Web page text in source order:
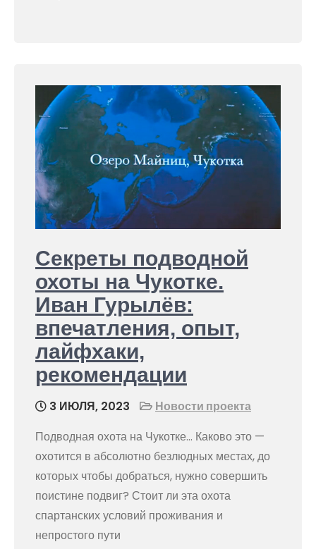
Секреты подводной
охоты на Чукотке.
Иван Гурылёв:
впечатления, опыт,
лайфхаки,
рекомендации
3 ИЮЛЯ, 2023
Новости проекта
Подводная охота на Чукотке… Каково это —
охотится в абсолютно безлюдных местах, до
которых чтобы добраться, нужно совершить
поистине подвиг? Стоит ли эта охота
спартанских условий проживания и
непростого пути